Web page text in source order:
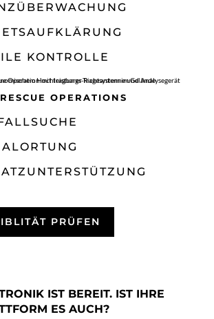
KONTROLLE
OPERATIONS
PRÜFEN
IST BEREIT. IST IHRE
ES AUCH?